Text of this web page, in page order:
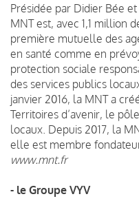
Présidée par Didier Bée
MNT est, avec 1,1 million
première mutuelle des
en santé comme en
protection sociale
des services publics
janvier 2016, la MNT a
Territoires d’avenir, le
locaux. Depuis 2017, la
elle est membre
www.mnt.fr
- le Groupe VYV